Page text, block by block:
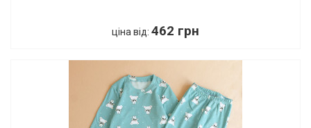
ціна від: 462 грн